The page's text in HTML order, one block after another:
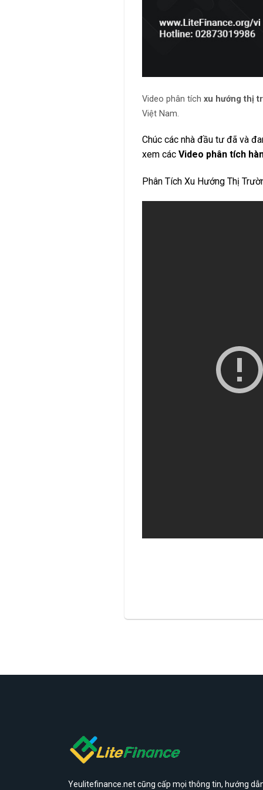
Video phân tích xu hướng thị
Việt Nam.
Chúc các nhà đầu tư đã và
xem các Video phân tích
Phân Tích Xu Hướng Thị
Yeulitefinance.net cũng cấp mọi thông tin, hướng